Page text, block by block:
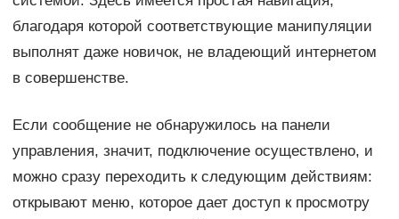
благодаря которой соответствующие манипуляции
выполнят даже новичок, не владеющий интернетом
в совершенстве.
Если сообщение не обнаружилось на панели
управления, значит, подключение осуществлено, и
можно сразу переходить к следующим действиям:
открывают меню, которое дает доступ к просмотру